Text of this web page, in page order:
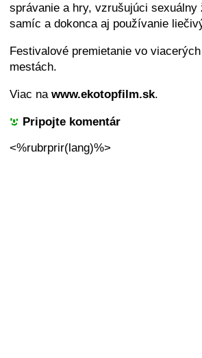
správanie a hry, vzrušujúci sexuálny
samíc a dokonca aj používanie
Festivalové premietanie vo
mestách.
Viac na www.ekotopfilm.sk.
Pripojte komentár
<%rubrprir(lang)%>